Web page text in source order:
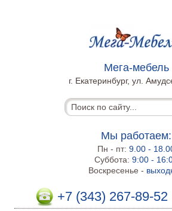
Мега-мебель
г. Екатеринбург, ул.
Мы работаем:
Пн - пт:9.00 -
Суббота:9:00 -
Воскресенье -
+7 (343) 267-89-52